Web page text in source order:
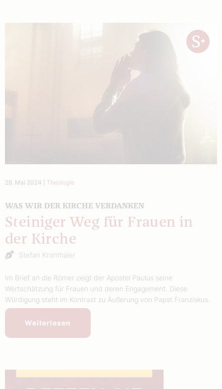
28. Mai 2024 Theologie
WAS WIR DER KIRCHE VERDANKEN
Steiniger Weg für Frauen in
der Kirche
Stefan Kronthaler
Im Brief an die Römer zeigt der Apostel Paulus seine
Wertschätzung für Frauen und deren Engagement. Diese
Würdigung steht im Kontrast zu Äußerung von Papst Franziskus.
Weiterlesen